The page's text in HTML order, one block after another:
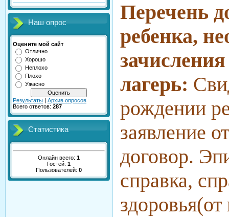
Наш опрос
Оцените мой сайт
Отлично
Хорошо
Неплохо
Плохо
Ужасно
Результаты | Архив опросов
Всего ответов: 287
Статистика
Онлайн всего: 1
Гостей: 1
Пользователей: 0
Перечень
ребенка,
лагерь: C
рождении
заявление
договор.
справка,